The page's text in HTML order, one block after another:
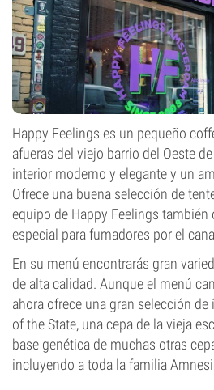
Happy Feelings es un pequeño
afueras del viejo barrio del Oeste
interior moderno y elegante y un
Ofrece una buena selección de
equipo de Happy Feelings también
especial para fumadores por el
En su menú encontrarás gran
de alta calidad. Aunque el menú
ahora ofrece una gran selección
of the State, una cepa de la vieja
base genética de muchas otras
incluyendo a toda la familia